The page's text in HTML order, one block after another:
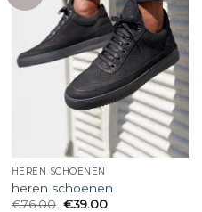
HEREN SCHOENEN
heren schoenen
€76.00 €39.00